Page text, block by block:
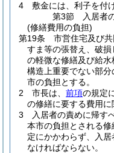
4
敷金には、利子を付
第3節
入居者
(修繕費用の負担)
第19条
市営住宅及び
すま等の張替え、破
の軽微な修繕及び給
構造上重要でない部
市の負担とする。
2
市長は、 前項の規定
の修繕に要する費用に
3
入居者の責めに帰す
本市の負担とされる修
定にかかわらず、入
なければならない。